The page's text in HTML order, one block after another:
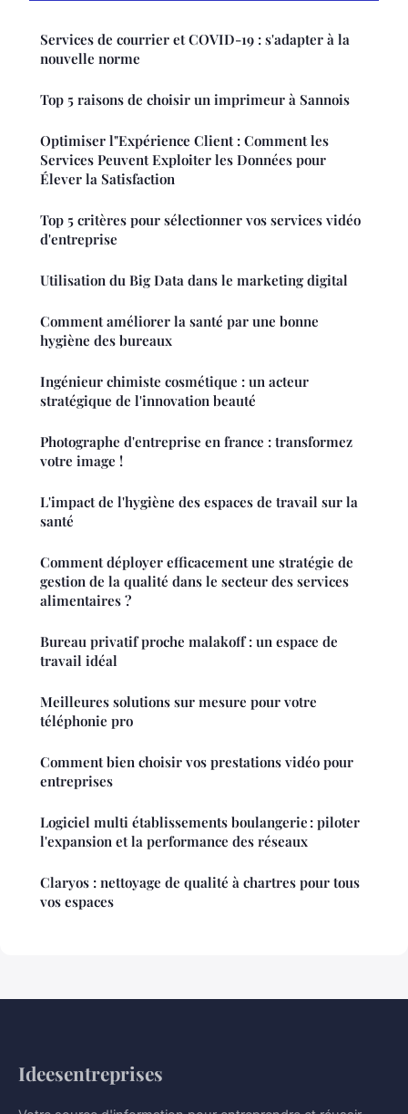
Services de courrier et COVID-19 : s'adapter à la
nouvelle norme
Top 5 raisons de choisir un imprimeur à Sannois
Optimiser l"Expérience Client : Comment les
Services Peuvent Exploiter les Données pour
Élever la Satisfaction
Top 5 critères pour sélectionner vos services vidéo
d'entreprise
Utilisation du Big Data dans le marketing digital
Comment améliorer la santé par une bonne
hygiène des bureaux
Ingénieur chimiste cosmétique : un acteur
stratégique de l'innovation beauté
Photographe d'entreprise en france : transformez
votre image !
L'impact de l'hygiène des espaces de travail sur la
santé
Comment déployer efficacement une stratégie de
gestion de la qualité dans le secteur des services
alimentaires ?
Bureau privatif proche malakoff : un espace de
travail idéal
Meilleures solutions sur mesure pour votre
téléphonie pro
Comment bien choisir vos prestations vidéo pour
entreprises
Logiciel multi établissements boulangerie : piloter
l'expansion et la performance des réseaux
Claryos : nettoyage de qualité à chartres pour tous
vos espaces
Ideesentreprises